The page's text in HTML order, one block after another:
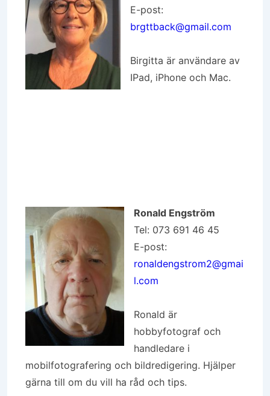
E-post:
brgttback@gmail.com
Birgitta är användare av
IPad, iPhone och Mac.
Ronald Engström
Tel: 073 691 46 45
E-post:
ronaldengstrom2@gmai
l.com
Ronald är
hobbyfotograf och
handledare i
mobilfotografering och bildredigering. Hjälper
gärna till om du vill ha råd och tips.